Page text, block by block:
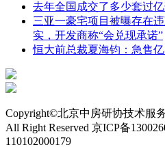
去年全国成交了多少套过
三亚一豪宅项目被曝存在
实，开发商称“会兑现承诺”
恒大前总裁夏海钧：急售
Copyright©北京中房研协技术服
All Right Reserved 京ICP备
110102000179